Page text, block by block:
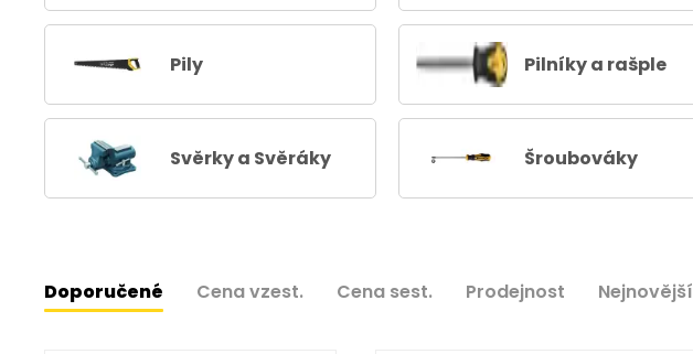
Pily Pilníky a rašple
Svěrky a Svěráky Šroubováky
Doporučené Cena vzest. Cena sest. Prodejnost Nejnovější